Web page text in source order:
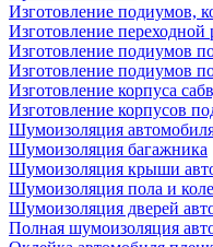
Изготовление подиумов,
Изготовление
Изготовление подиумов
Изготовление подиумов
Изготовление корпуса
Изготовление корпусов
Шумоизоляция
Шумоизоляция багажника
Шумоизоляция крыши
Шумоизоляция пола и
Шумоизоляция дверей
Полная шумоизоляция